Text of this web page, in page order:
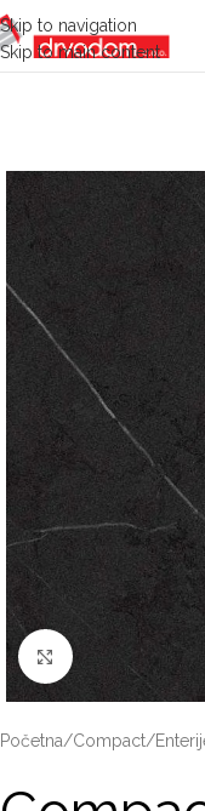
Skip to navigation
Skip to main content
Click to enlarge
Početna/Compact/